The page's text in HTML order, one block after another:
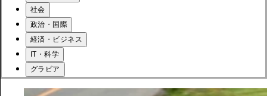
社会
政治・国際
経済・ビジネス
IT・科学
グラビア